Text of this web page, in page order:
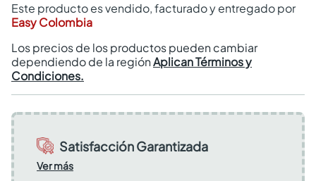
Este producto es vendido, facturado y entregado por
Easy Colombia
Los precios de los productos pueden cambiar
dependiendo de la regiónAplican Términos y
Condiciones.
Satisfacción Garantizada
Ver más